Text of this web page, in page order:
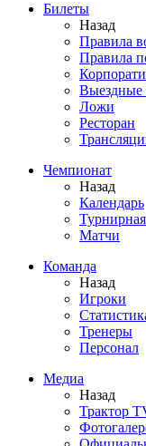
Билеты
Назад
Правила
Правила
Выездные
Ложи
Ресторан
Чемпионат
Назад
Календарь
Матчи
Команда
Назад
Игроки
Тренеры
Персонал
Медиа
Назад
Трактор